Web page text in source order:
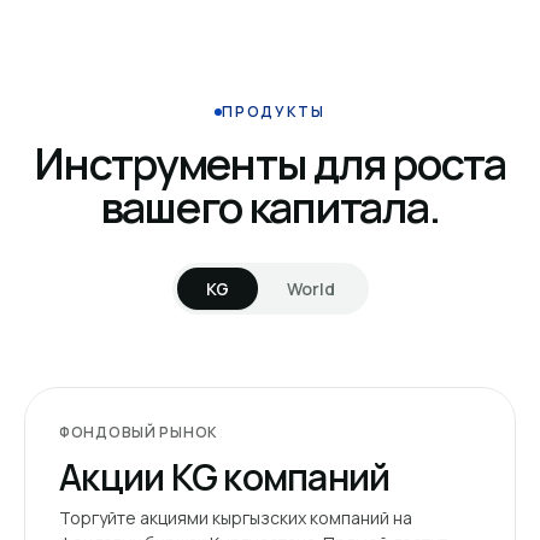
ПРОДУКТЫ
Инструменты для роста
вашего капитала.
KG World
ФОНДОВЫЙ РЫНОК
Акции KG компаний
Торгуйте акциями кыргызских компаний на